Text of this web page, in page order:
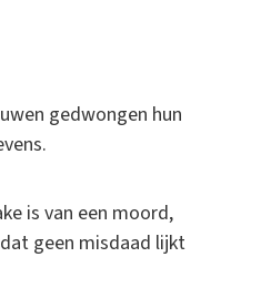
gedwongen hun
is van een moord,
geen misdaad lijkt